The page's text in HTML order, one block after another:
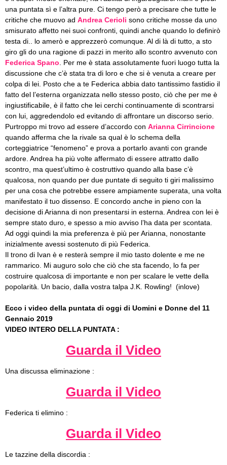
una puntata sì e l’altra pure. Ci tengo però a precisare che tutte le
critiche che muovo ad Andrea Cerioli sono critiche mosse da uno
smisurato affetto nei suoi confronti, quindi anche quando lo definirò
testa di.. lo amerò e apprezzerò comunque. Al di là di tutto, a sto
giro gli do una ragione di pazzi in merito allo scontro avvenuto con
Federica Spano . Per me è stata assolutamente fuori luogo tutta la
discussione che c’è stata tra di loro e che si è venuta a creare per
colpa di lei. Posto che a te Federica abbia dato tantissimo fastidio il
fatto del l’esterna organizzata nello stesso posto, ciò che per me è
ingiustificabile, è il fatto che lei cerchi continuamente di scontrarsi
con lui, aggredendolo ed evitando di affrontare un discorso serio.
Purtroppo mi trovo ad essere d’accordo con Arianna Cirrincione
quando afferma che la rivale sa qual è lo schema della
corteggiatrice “fenomeno” e prova a portarlo avanti con grande
ardore. Andrea ha più volte affermato di essere attratto dallo
scontro, ma quest’ultimo è costruttivo quando alla base c’è
qualcosa, non quando per due puntate di seguito ti giri malissimo
per una cosa che potrebbe essere ampiamente superata, una volta
manifestato il tuo dissenso. E concordo anche in pieno con la
decisione di Arianna di non presentarsi in esterna. Andrea con lei è
sempre stato duro, e spesso a mio avviso l’ha data per scontata.
Ad oggi quindi la mia preferenza è più per Arianna, nonostante
inizialmente avessi sostenuto di più Federica.
Il trono di Ivan è e resterà sempre il mio tasto dolente e me ne
rammarico. Mi auguro solo che ciò che sta facendo, lo fa per
costruire qualcosa di importante e non per scalare le vette della
popolarità. Un bacio, dalla vostra talpa J.K. Rowling! (inlove)
Ecco i video della puntata di oggi di Uomini e Donne del 11
Gennaio 2019
VIDEO INTERO DELLA PUNTATA :
Guarda il Video
Una discussa eliminazione :
Guarda il Video
Federica ti elimino :
Guarda il Video
Le tazzine della discordia :